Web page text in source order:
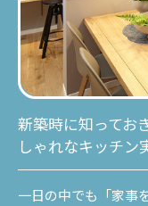
新築時に知ってお
しゃれなキッチン
一日の中でも「家事